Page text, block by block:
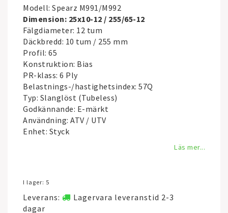
Modell: Spearz M991/M992
Dimension: 25x10-12 / 255/65-12
Fälgdiameter: 12 tum
Däckbredd: 10 tum / 255 mm
Profil: 65
Konstruktion: Bias
PR-klass: 6 Ply
Belastnings-/hastighetsindex: 57Q
Typ: Slanglöst (Tubeless)
Godkännande: E-märkt
Användning: ATV / UTV
Enhet: Styck
Läs mer...
I lager: 5
Leverans:
Lagervara leveranstid 2-3
dagar